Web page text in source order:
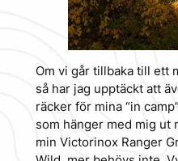
Om vi går tillbaka till ett
så har jag upptäckt att
räcker för mina “in
som hänger med mig ut
min Victorinox Ranger